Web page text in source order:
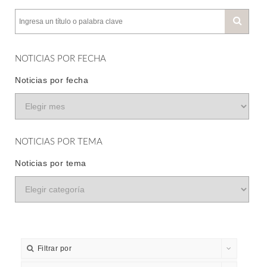
NOTICIAS POR FECHA
Noticias por fecha
NOTICIAS POR TEMA
Noticias por tema
Filtrar por